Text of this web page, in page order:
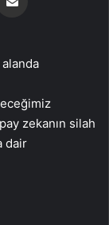
zekanın silah
dair